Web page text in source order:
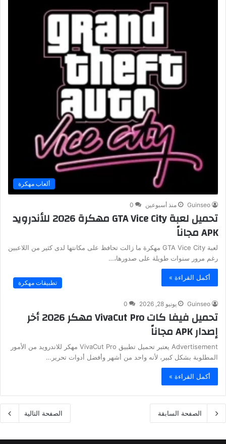
ألعاب مهكرة
Guinseo منذ أسبوعين 0
تحميل لعبة GTA Vice City مهكرة 2026 للأندرويد
APK مجاناً
لعبة GTA Vice City مهكرة ما زالت تحافظ على مكانتها لدى كثير من اللاعبين
رغم مرور سنوات طويلة على صدورها،…
أكمل القراءة »
تطبيقات مهكرة
Guinseo يونيو 28, 2026 0
تحميل فيفا كات VivaCut Pro مهكر 2026 أخر
إصدار APK مجاناً
Advertisement يعتبر تحميل تطبيق VivaCut Pro مهكر للاندرويد من الأمور
المطلوبة بشكل كبير، لأنه واحد من أشهر وأفضل أدوات تحرير…
أكمل القراءة »
الصفحة السابقة الصفحة التالية